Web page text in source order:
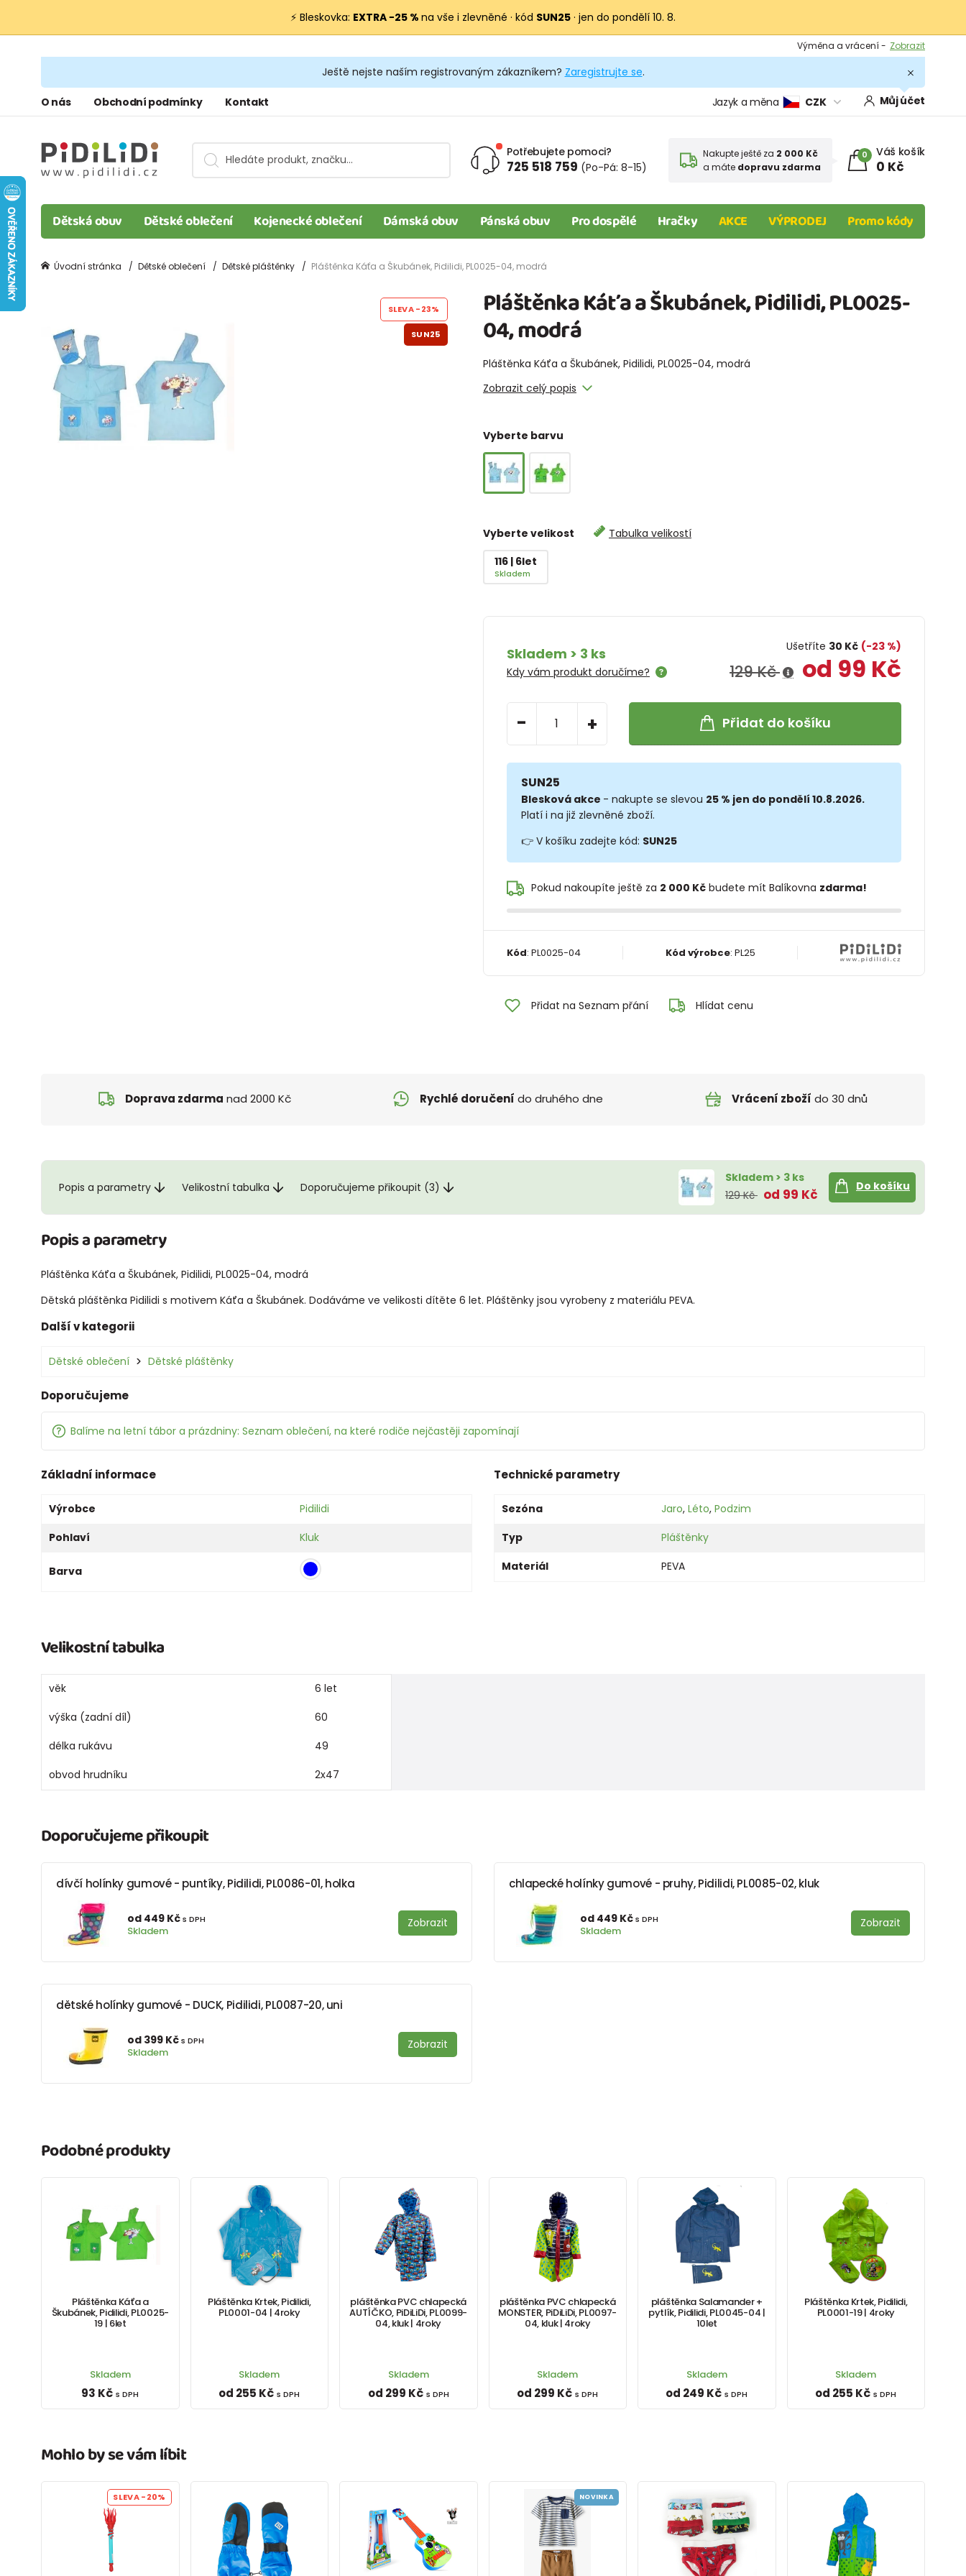
⚡ Bleskovka: EXTRA −25 % na vše i zlevněné · kód SUN25 · jen do pondělí 10. 8.
Sleva 100 Kč na první nákup - Podmínky
Ještě nejste naším registrovaným zákazníkem? Zaregistrujte se.
O nás Obchodní podmínky Kontakt Jazyk a měna CZK Můj účet
Potřebujete pomoci?
725 518 759 (Po-Pá: 8-15)
Nakupte ještě za 2 000 Kč
a máte dopravu zdarma
0 Váš košík
0 Kč
Dětská obuv Dětské oblečení Kojenecké oblečení Dámská obuv Pánská obuv Pro dospělé Hračky AKCE VÝPRODEJ Promo kódy
Úvodní stránka Dětské oblečení Dětské pláštěnky Pláštěnka Káťa a Škubánek, Pidilidi, PL0025-04, modrá
Pláštěnka Káťa a Škubánek, Pidilidi, PL0025-
04, modrá
Pláštěnka Káťa a Škubánek, Pidilidi, PL0025-04, modrá
Zobrazit celý popis
Vyberte barvu
Vyberte velikost
Tabulka velikostí
116 | 6let
Skladem
Skladem > 3 ks
Kdy vám produkt doručíme?
Ušetříte 30 Kč (-23 %)
129 Kč od 99 Kč
- + Přidat do košíku
SUN25
Blesková akce - nakupte se slevou 25 % jen do pondělí 10.8.2026.
Platí i na již zlevněné zboží.
👉 V košíku zadejte kód: SUN25
Pokud nakoupíte ještě za 2 000 Kčbudete mít Balíkovna zdarma!
Kód: PL0025-04 Kód výrobce: PL25
Přidat na Seznam přání Hlídat cenu
SLEVA-23%
SUN25
Doprava zdarma nad 2000 Kč Rychlé doručení do druhého dne Vrácení zboží do 30 dnů
Popis a parametry Velikostní tabulka Doporučujeme přikoupit (3)
Skladem > 3 ks
129 Kč od 99 Kč
Do košíku
Popis a parametry
Pláštěnka Káťa a Škubánek, Pidilidi, PL0025-04, modrá
Dětská pláštěnka Pidilidi s motivem Káťa a Škubánek. Dodáváme ve velikosti dítěte 6 let. Pláštěnky jsou vyrobeny z materiálu PEVA.
Další v kategorii
Dětské oblečení Dětské pláštěnky
Doporučujeme
Balíme na letní tábor a prázdniny: Seznam oblečení, na které rodiče nejčastěji zapomínají
Základní informace
Výrobce
Pidilidi
Pohlaví
Kluk
Barva
Technické parametry
Sezóna Jaro, Léto, Podzim
Typ
Pláštěnky
Materiál
PEVA
Velikostní tabulka
věk
6 let
výška (zadní díl)
60
délka rukávu
49
obvod hrudníku
2x47
Doporučujeme přikoupit
dívčí holínky gumové - puntíky, Pidilidi, PL0086-01, holka
od 449 Kčs DPH
Skladem
Zobrazit
chlapecké holínky gumové - pruhy, Pidilidi, PL0085-02, kluk
od 449 Kčs DPH
Skladem
Zobrazit
dětské holínky gumové - DUCK, Pidilidi, PL0087-20, uni
od 399 Kčs DPH
Skladem
Zobrazit
Podobné produkty
Pláštěnka Káťa a
Škubánek, Pidilidi, PL0025-
19 | 6let
Skladem
93 Kč s DPH
Pláštěnka Krtek, Pidilidi,
PL0001-04 | 4roky
Skladem
od 255 Kč s DPH
pláštěnka PVC chlapecká
AUTÍČKO, PiDiLiDi, PL0099-
04, kluk | 4roky
Skladem
od 299 Kč s DPH
pláštěnka PVC chlapecká
MONSTER, PiDiLiDi, PL0097-
04, kluk | 4roky
Skladem
od 299 Kč s DPH
pláštěnka Salamander +
pytlík, Pidilidi, PL0045-04 |
10let
Skladem
od 249 Kč s DPH
Pláštěnka Krtek, Pidilidi,
PL0001-19 | 4roky
Skladem
od 255 Kč s DPH
Mohlo by se vám líbit
SLEVA-20% NOVINKA